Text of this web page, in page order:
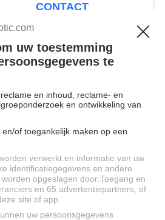
CONTACT
Fiber Optic Patch
Koordschakelaars
van het vezelflard
Fiber Optic Attenuator
uw toestemming
te
en inhoud, reclame- en
en ontwikkeling van
of toegankelijk maken op een
verwerkt en informatie van uw
identificatiegegevens en andere
opgeslagen door:Toegang en
en 65 advertentiepartners, of
site of app.
uw persoonsgegevens